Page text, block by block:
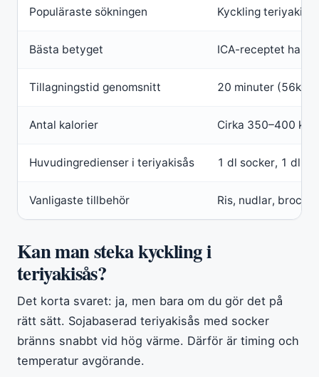
Populäraste sökningen Kyckling teriyaki
Bästa betyget ICA-receptet har
Tillagningstid genomsnitt 20 minuter (56kilo)
Antal kalorier Cirka 350–400
Huvudingredienser i teriyakisås 1 dl socker, 1 dl
Vanligaste tillbehör Ris, nudlar,
Kan man steka kyckling i
teriyakisås?
Det korta svaret: ja, men bara om du gör det på
rätt sätt. Sojabaserad teriyakisås med socker
bränns snabbt vid hög värme. Därför är timing och
temperatur avgörande.